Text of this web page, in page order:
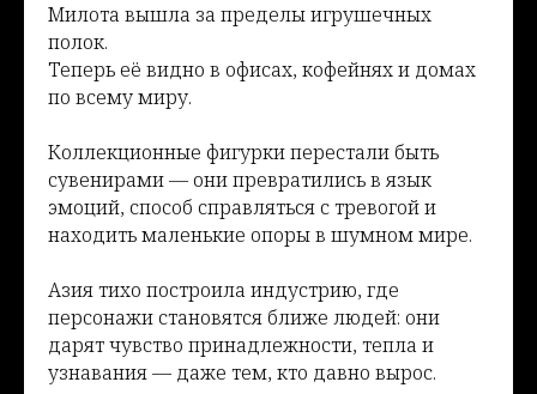
Милота вышла за пределы игрушечных
полок.
Теперь её видно в офисах, кофейнях и домах
по всему миру.
Коллекционные фигурки перестали быть
сувенирами — они превратились в язык
эмоций, способ справляться с тревогой и
находить маленькие опоры в шумном мире.
Азия тихо построила индустрию, где
персонажи становятся ближе людей: они
дарят чувство принадлежности, тепла и
узнавания — даже тем, кто давно вырос.